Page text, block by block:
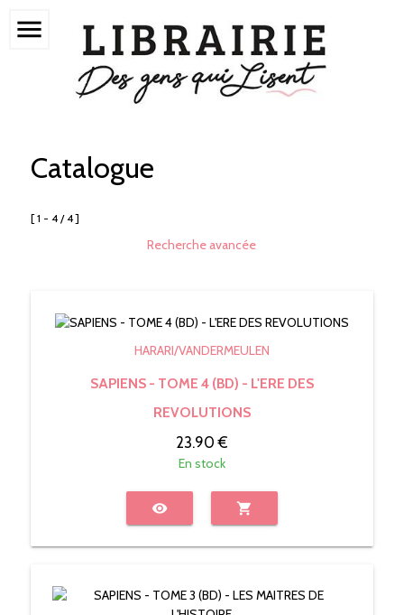
menu
Catalogue
[ 1 - 4 / 4 ]
Recherche avancée
HARARI/VANDERMEULEN
SAPIENS - TOME 4 (BD) - L'ERE DES
REVOLUTIONS
23.90 €
En stock
visibility shopping_cart